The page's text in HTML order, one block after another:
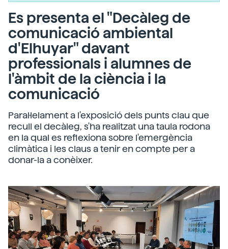
Es presenta el "Decàleg de
comunicació ambiental
d'Elhuyar" davant
professionals i alumnes de
l'àmbit de la ciència i la
comunicació
Paral·lelament a l'exposició dels punts clau que
recull el decàleg, s'ha realitzat una taula rodona
en la qual es reflexiona sobre l'emergència
climàtica i les claus a tenir en compte per a
donar-la a conèixer.